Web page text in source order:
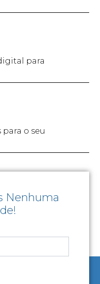
para
o seu
Nenhuma